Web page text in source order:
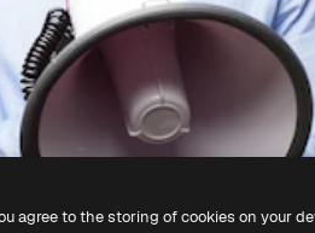
agree to the storing of cookies on your